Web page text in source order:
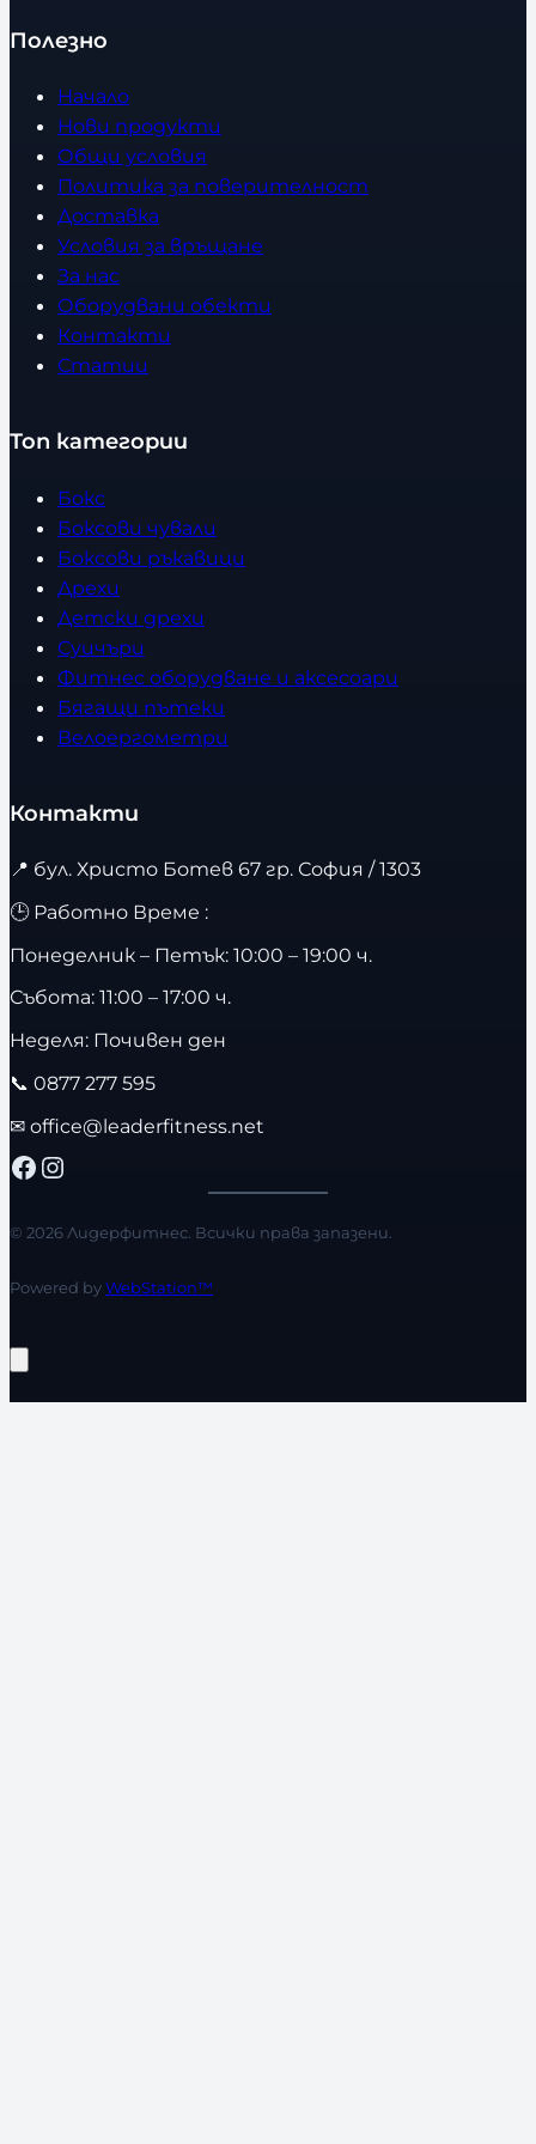
Полезно
Начало
Нови продукти
Общи условия
Политика за поверителност
Доставка
Условия за връщане
За нас
Оборудвани обекти
Контакти
Статии
Топ категории
Бокс
Боксови чували
Боксови ръкавици
Дрехи
Детски дрехи
Суичъри
Фитнес оборудване и аксесоари
Бягащи пътеки
Велоергометри
Контакти
📍 бул. Христо Ботев 67 гр. София / 1303
🕒 Работно Време :
Понеделник – Петък: 10:00 – 19:00 ч.
Събота: 11:00 – 17:00 ч.
Неделя: Почивен ден
📞 0877 277 595
✉ office@leaderfitness.net
Facebook Instagram
© 2026 Лидерфитнес. Всички права запазени.
Powered byWebStation™